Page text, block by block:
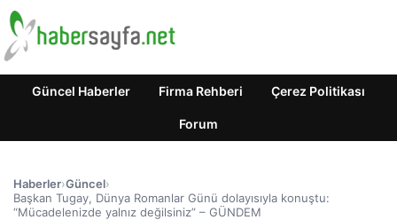
Güncel Haberler Firma Rehberi Çerez Politikası
Forum
Haberler›Güncel›
Başkan Tugay, Dünya Romanlar Günü dolayısıyla konuştu:
“Mücadelenizde yalnız değilsiniz” – GÜNDEM